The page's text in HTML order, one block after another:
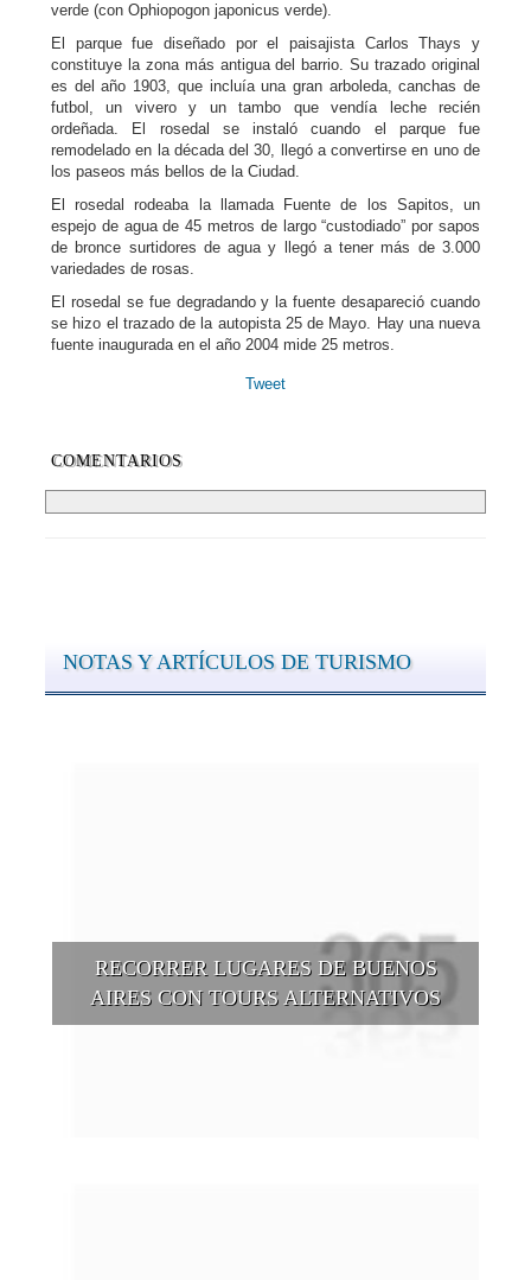
verde (con Ophiopogon japonicus verde).
El parque fue diseñado por el paisajista Carlos Thays y
constituye la zona más antigua del barrio. Su trazado original
es del año 1903, que incluía una gran arboleda, canchas de
futbol, un vivero y un tambo que vendía leche recién
ordeñada. El rosedal se instaló cuando el parque fue
remodelado en la década del 30, llegó a convertirse en uno de
los paseos más bellos de la Ciudad.
El rosedal rodeaba la llamada Fuente de los Sapitos, un
espejo de agua de 45 metros de largo “custodiado” por sapos
de bronce surtidores de agua y llegó a tener más de 3.000
variedades de rosas.
El rosedal se fue degradando y la fuente desapareció cuando
se hizo el trazado de la autopista 25 de Mayo. Hay una nueva
fuente inaugurada en el año 2004 mide 25 metros.
Tweet
COMENTARIOS
NOTAS Y ARTÍCULOS DE TURISMO
RECORRER LUGARES DE BUENOS
AIRES CON TOURS ALTERNATIVOS